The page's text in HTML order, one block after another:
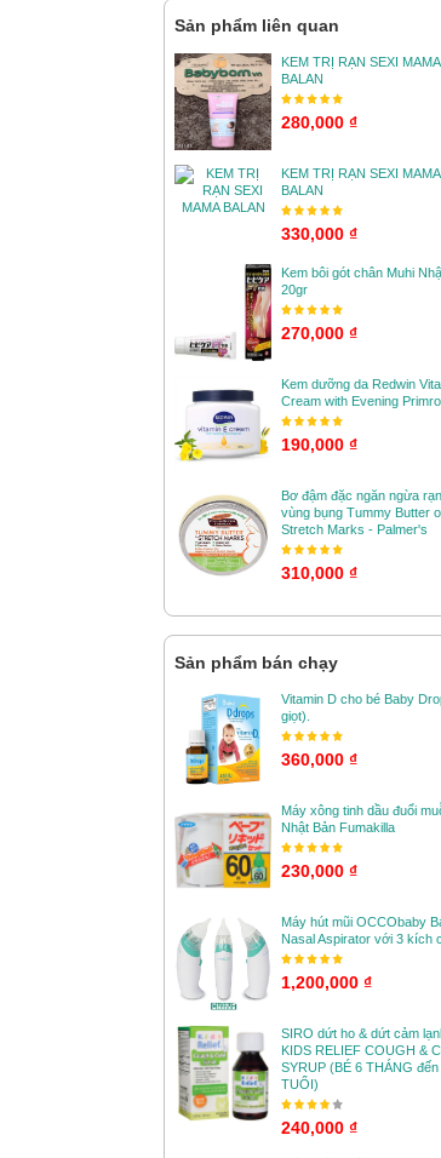
Sản phẩm liên quan
KEM TRỊ RẠN SEXI MAMA
BALAN
280,000 ₫
KEM TRỊ RẠN SEXI MAMA
BALAN
330,000 ₫
Kem bôi gót chân Muhi
20gr
270,000 ₫
Kem dưỡng da Redwin
Cream with Evening
190,000 ₫
Bơ đậm đặc ngăn ngừa
vùng bụng Tummy Butter
Stretch Marks - Palmer's
310,000 ₫
Sản phẩm bán chạy
Vitamin D cho bé Baby
giọt).
360,000 ₫
Máy xông tinh dầu đuổi
Nhật Bản Fumakilla
230,000 ₫
Máy hút mũi OCCObaby
Nasal Aspirator với 3 kích
1,200,000 ₫
SIRO dứt ho & dứt cảm
KIDS RELIEF COUGH &
SYRUP (BÉ 6 THÁNG đến
TUỔI)
240,000 ₫